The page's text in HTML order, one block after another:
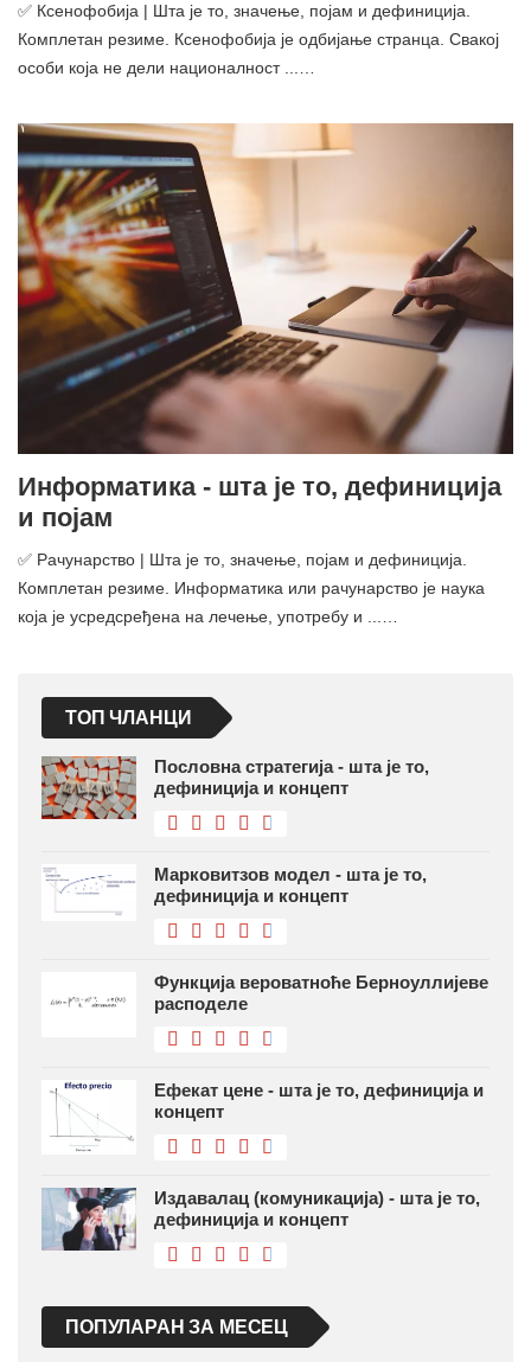
✅ Ксенофобија | Шта је то, значење, појам и дефиниција.
Комплетан резиме. Ксенофобија је одбијање странца. Свакој
особи која не дели националност ...…
Информатика - шта је то, дефиниција
и појам
✅ Рачунарство | Шта је то, значење, појам и дефиниција.
Комплетан резиме. Информатика или рачунарство је наука
која је усредсређена на лечење, употребу и ...…
ТОП ЧЛАНЦИ
Пословна стратегија - шта је то,
дефиниција и концепт
Марковитзов модел - шта је то,
дефиниција и концепт
Функција вероватноће Берноуллијеве
расподеле
Ефекат цене - шта је то, дефиниција и
концепт
Издавалац (комуникација) - шта је то,
дефиниција и концепт
ПОПУЛАРАН ЗА МЕСЕЦ